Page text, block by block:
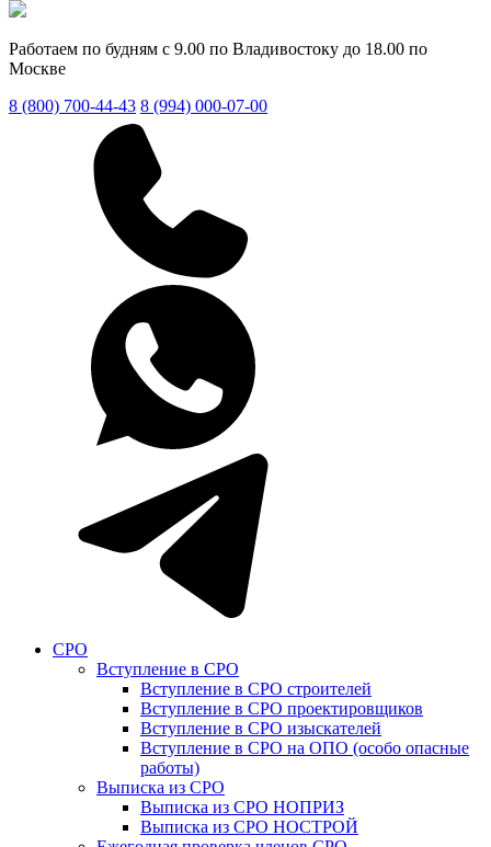
Работаем по будням с 9.00 по Владивостоку до 18.00 по
Москве
8 (800) 700-44-43 8 (994) 000-07-00
СРО
Вступление в СРО
Вступление в СРО строителей
Вступление в СРО проектировщиков
Вступление в СРО изыскателей
Вступление в СРО на ОПО (особо опасные
работы)
Выписка из СРО
Выписка из СРО НОПРИЗ
Выписка из СРО НОСТРОЙ